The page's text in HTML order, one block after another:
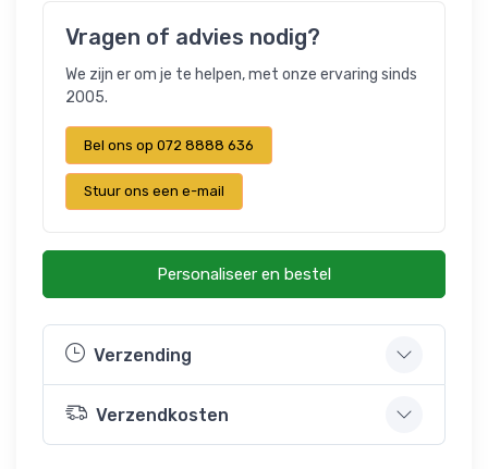
Vragen of advies nodig?
We zijn er om je te helpen, met onze ervaring sinds
2005.
Bel ons op 072 8888 636
Stuur ons een e-mail
Personaliseer en bestel
Verzending
Verzendkosten